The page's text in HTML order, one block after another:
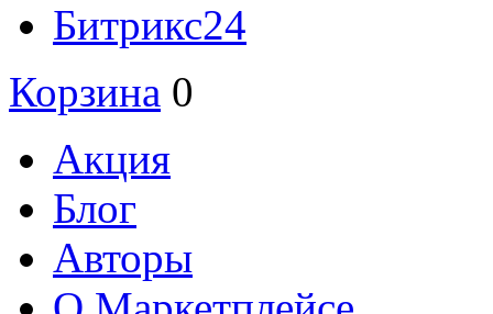
Битрикс24
Корзина 0
Акция
Блог
Авторы